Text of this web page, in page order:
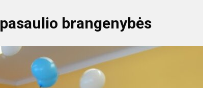
brangenybės